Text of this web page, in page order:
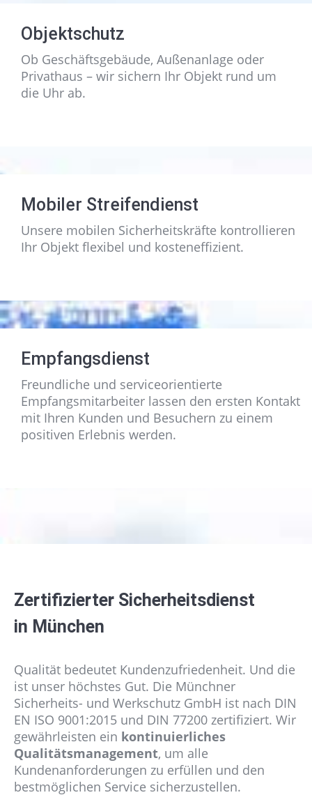
Objektschutz
Ob Geschäftsgebäude, Außenanlage oder
Privathaus – wir sichern Ihr Objekt rund um
die Uhr ab.
Mobiler Streifendienst
Unsere mobilen Sicherheitskräfte kontrollieren
Ihr Objekt flexibel und kosteneffizient.
Empfangsdienst
Freundliche und serviceorientierte
Empfangsmitarbeiter lassen den ersten Kontakt
mit Ihren Kunden und Besuchern zu einem
positiven Erlebnis werden.
Zertifizierter Sicherheitsdienst
in München
Qualität bedeutet Kundenzufriedenheit. Und die
ist unser höchstes Gut. Die Münchner
Sicherheits- und Werkschutz GmbH ist nach DIN
EN ISO 9001:2015 und DIN 77200 zertifiziert. Wir
gewährleisten ein kontinuierliches
Qualitätsmanagement, um alle
Kundenanforderungen zu erfüllen und den
bestmöglichen Service sicherzustellen.